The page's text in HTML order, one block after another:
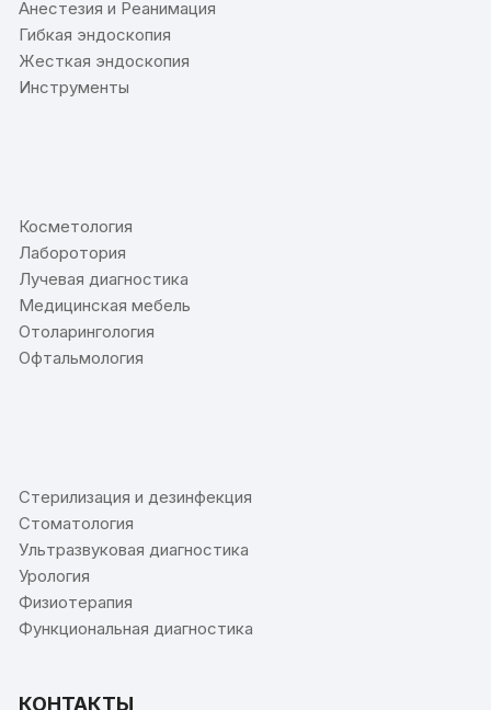
Анестезия и Реанимация
Гибкая эндоскопия
Жесткая эндоскопия
Инструменты
Косметология
Лаборотория
Лучевая диагностика
Медицинская мебель
Отоларингология
Офтальмология
Стерилизация и дезинфекция
Стоматология
Ультразвуковая диагностика
Урология
Физиотерапия
Функциональная диагностика
КОНТАКТЫ